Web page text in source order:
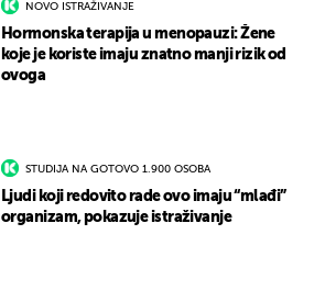
NOVO ISTRAŽIVANJE
Hormonska terapija u menopauzi: Žene
koje je koriste imaju znatno manji rizik od
ovoga
STUDIJA NA GOTOVO 1.900 OSOBA
Ljudi koji redovito rade ovo imaju “mlađi”
organizam, pokazuje istraživanje